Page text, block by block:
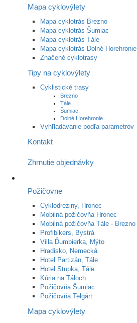
Mapa cyklovýlety
Mapa cyklotrás Brezno
Mapa cyklotrás Šumiac
Mapa cyklotrás Tále
Mapa cyklotrás Dolné Horehronie
Značené cyklotrasy
Tipy na cyklovýlety
Cyklistické trasy
Brezno
Tále
Šumiac
Dolné Horehronie
Vyhľladávanie podľa parametrov
Kontakt
Zhrnutie objednávky
Požičovne
Cyklodreziny, Hronec
Mobilná požičovňa Hronec
Mobilná požičovňa Tále - Brezno
Profibikers, Bystrá
Villa Ďumbierka, Mýto
Hradisko, Nemecká
Hotel Partizán, Tále
Hotel Stupka, Tále
Kúria na Táloch
Požičovňa Šumiac
Požičovňa Telgárt
Mapa cyklovýlety